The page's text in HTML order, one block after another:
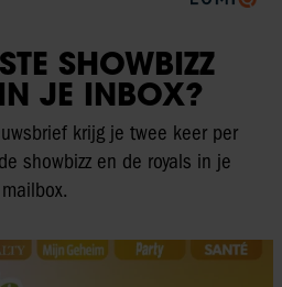
SHOWBIZZ
JE INBOX?
krijg je twee keer per
showbizz en de royals in je
mailbox.